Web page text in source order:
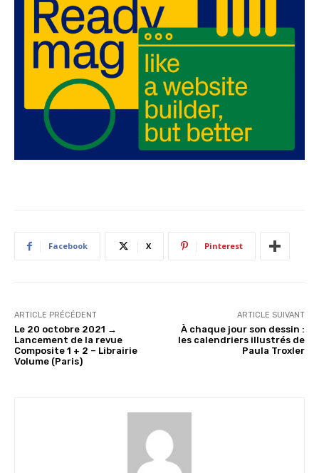
Facebook X Pinterest
ARTICLE PRÉCÉDENT
Le 20 octobre 2021 →
Lancement de la revue
Composite 1 + 2 – Librairie
Volume (Paris)
ARTICLE SUIVANT
À chaque jour son dessin :
les calendriers illustrés de
Paula Troxler